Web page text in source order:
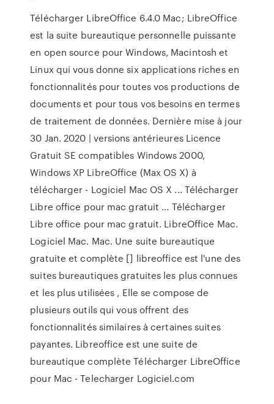
Télécharger LibreOffice 6.4.0 Mac; LibreOffice
est la suite bureautique personnelle puissante
en open source pour Windows, Macintosh et
Linux qui vous donne six applications riches en
fonctionnalités pour toutes vos productions de
documents et pour tous vos besoins en termes
de traitement de données. Dernière mise à jour
30 Jan. 2020 | versions antérieures Licence
Gratuit SE compatibles Windows 2000,
Windows XP LibreOffice (Max OS X) à
télécharger - Logiciel Mac OS X ... Télécharger
Libre office pour mac gratuit ... Télécharger
Libre office pour mac gratuit. LibreOffice Mac.
Logiciel Mac. Mac. Une suite bureautique
gratuite et complète [] libreoffice est l'une des
suites bureautiques gratuites les plus connues
et les plus utilisées , Elle se compose de
plusieurs outils qui vous offrent des
fonctionnalités similaires à certaines suites
payantes. Libreoffice est une suite de
bureautique complète Télécharger LibreOffice
pour Mac - Telecharger Logiciel.com